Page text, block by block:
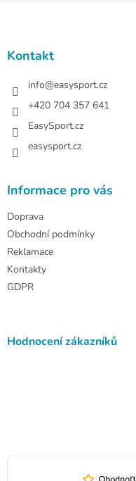
Kontakt
info@easysport.cz
+420 704 357 641
EasySport.cz
easysport.cz
Informace pro vás
Doprava
Obchodní podmínky
Reklamace
Kontakty
GDPR
Hodnocení zákazníků